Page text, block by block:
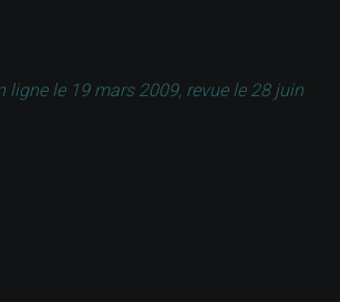
ligne le 19 mars 2009, revue le 28 juin